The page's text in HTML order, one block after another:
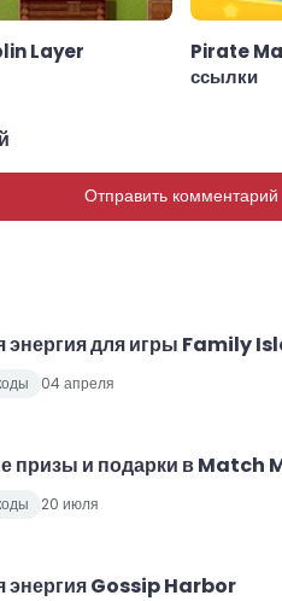
Layer
Pirate
ссылки
Отправить комментарий
энергия для игры Family
04 апреля
призы и подарки в Match
20 июля
энергия Gossip Harbor